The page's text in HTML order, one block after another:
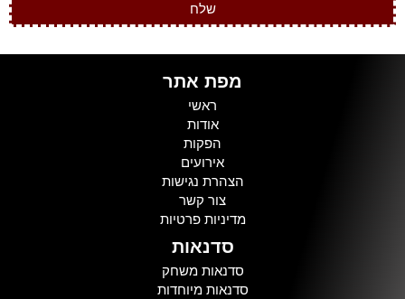
שלח
מפת אתר
ראשי
אודות
הפקות
אירועים
הצהרת נגישות
צור קשר
מדיניות פרטיות
סדנאות
סדנאות משחק
סדנאות מיוחדות